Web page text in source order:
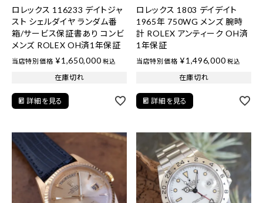
ロレックス 116233 デイトジャ
スト シェルダイヤ ランダム番
箱/サービス保証書あり コンビ
メンズ ROLEX OH済1年保証
当店特別価格 ¥1,650,000 税込
在庫切れ
詳細を見る
ロレックス 1803 デイデイト
1965年 750WG メンズ 腕時
計 ROLEX アンティーク OH済
1年保証
当店特別価格 ¥1,496,000 税込
在庫切れ
詳細を見る